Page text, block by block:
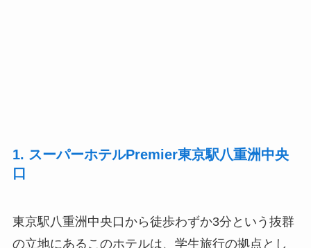
1. スーパーホテルPremier東京駅八重洲中央
口
東京駅八重洲中央口から徒歩わずか3分という抜群
の立地にあるこのホテルは、学生旅行の拠点とし